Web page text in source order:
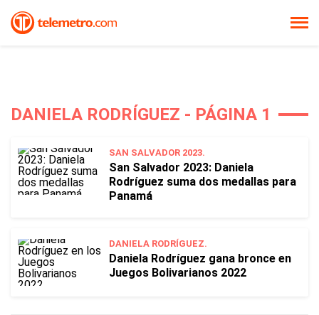
DANIELA RODRÍGUEZ - PÁGINA 1
SAN SALVADOR 2023.
San Salvador 2023: Daniela
Rodríguez suma dos medallas para
Panamá
DANIELA RODRÍGUEZ.
Daniela Rodríguez gana bronce en
Juegos Bolivarianos 2022